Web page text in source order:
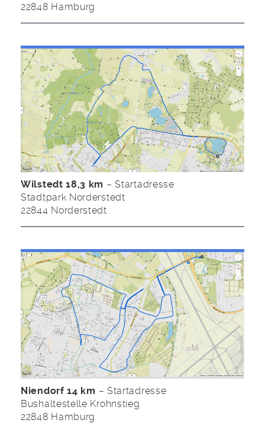
22848 Hamburg
Wilstedt 18,3 km – Startadresse
Stadtpark Norderstedt
22844 Norderstedt
Niendorf 14 km – Startadresse
Bushaltestelle Krohnstieg
22848 Hamburg